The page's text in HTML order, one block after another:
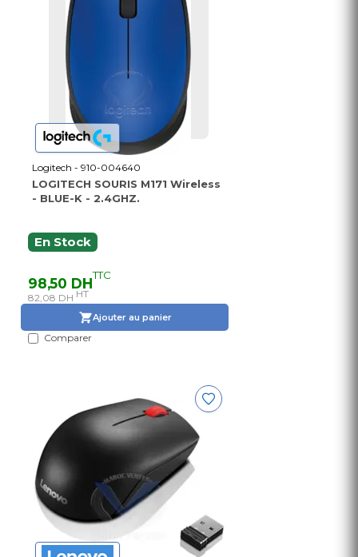
Logitech - 910-004640
LOGITECH SOURIS M171 Wireless
- BLUE-K - 2.4GHZ.
En Stock
98,50 DHTTC
82,08 DH HT
Ajouter au panier
Comparer